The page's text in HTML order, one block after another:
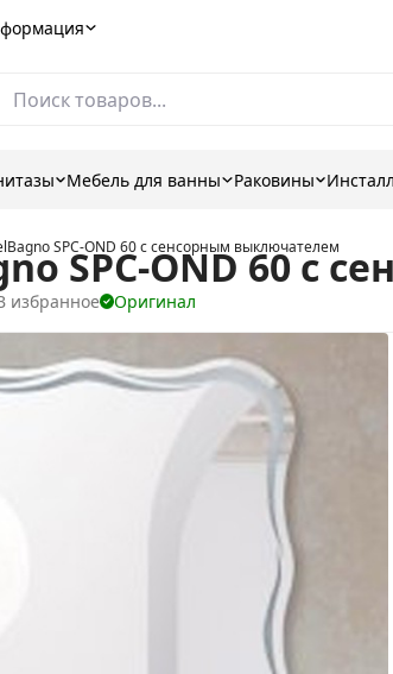
Мебель для ванны Раковины
SPC-OND 60 с сенсорным выключателем
SPC-OND 60 с
избранное Оригинал